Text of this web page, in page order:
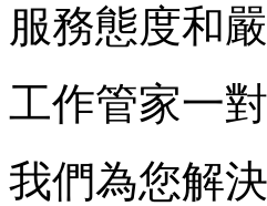
服務態度和
工作管家一
我們為您解